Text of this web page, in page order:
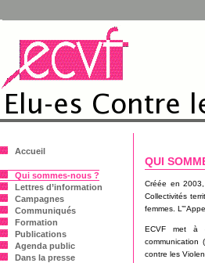
Accueil
Qui sommes-nous ?
Lettres d’information
Campagnes
Communiqués
Formation
Publications
Agenda public
Dans la presse
QUI
Créée en
Collectivités
femmes.
ECVF met à
communication
contre les